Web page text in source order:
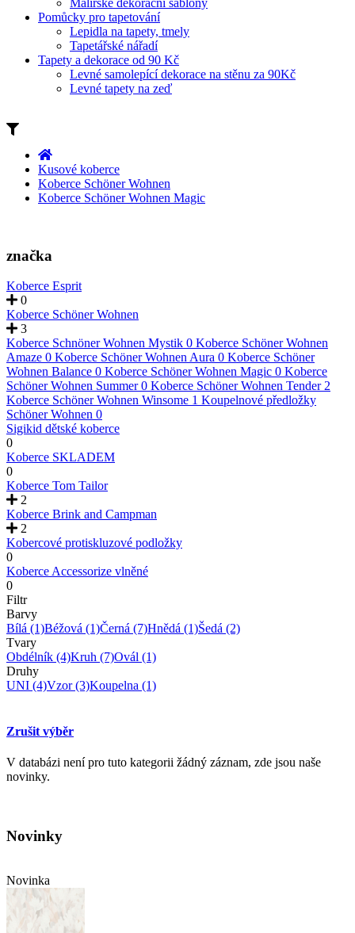
Pomůcky pro tapetování
Lepidla na tapety, tmely
Tapetářské nářadí
Tapety a dekorace od 90 Kč
Levné samolepící dekorace na stěnu za 90Kč
Levné tapety na zeď
Kusové koberce
Koberce Schöner Wohnen
Koberce Schöner Wohnen Magic
značka
Koberce Esprit
0
Koberce Schöner Wohnen
3
Koberce Schnöner Wohnen Mystik 0 Koberce Schöner Wohnen
Amaze 0 Koberce Schöner Wohnen Aura 0 Koberce Schöner
Wohnen Balance 0 Koberce Schöner Wohnen Magic 0 Koberce
Schöner Wohnen Summer0 Koberce Schöner Wohnen Tender 2
Koberce Schöner Wohnen Winsome 1 Koupelnové předložky
Schöner Wohnen 0
Sigikid dětské koberce
0
Koberce SKLADEM
0
Koberce Tom Tailor
2
Koberce Brink and Campman
2
Kobercové protiskluzové podložky
0
Koberce Accessorize vlněné
0
Filtr
Barvy
Bílá (1)Béžová (1)Černá (7)Hnědá (1)Šedá (2)
Tvary
Obdélník (4)Kruh (7)Ovál (1)
Druhy
UNI (4)Vzor(3)Koupelna (1)
Zrušit výběr
V databázi není pro tuto kategorii žádný záznam, zde jsou naše
novinky.
Novinky
Novinka